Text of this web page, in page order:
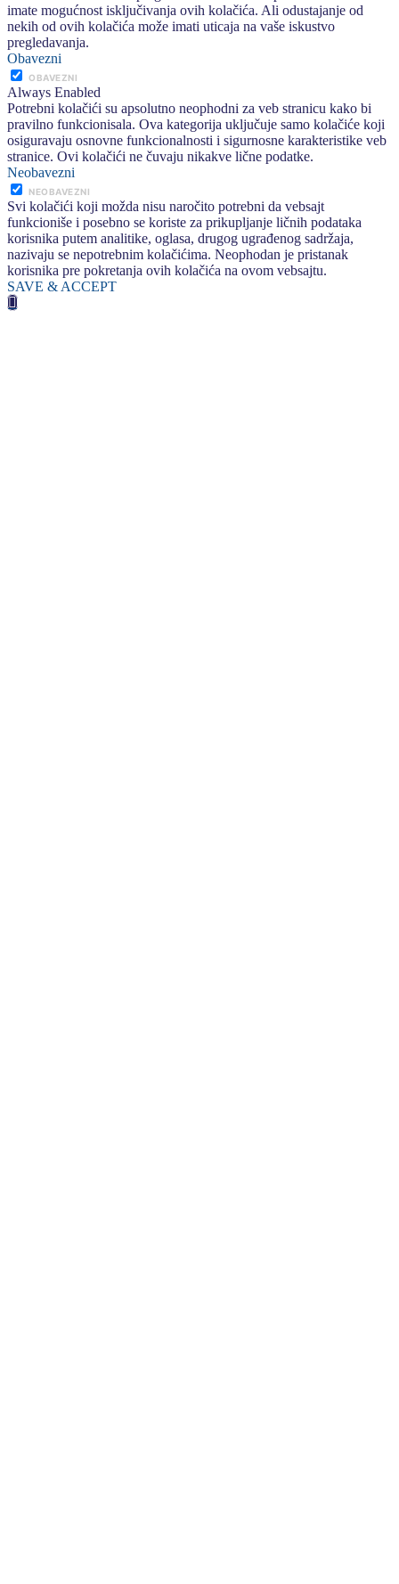
imate mogućnost isključivanja ovih kolačića. Ali odustajanje od
nekih od ovih kolačića može imati uticaja na vaše iskustvo
pregledavanja.
Obavezni
OBAVEZNI
Always Enabled
Potrebni kolačići su apsolutno neophodni za veb stranicu kako bi
pravilno funkcionisala. Ova kategorija uključuje samo kolačiće koji
osiguravaju osnovne funkcionalnosti i sigurnosne karakteristike veb
stranice. Ovi kolačići ne čuvaju nikakve lične podatke.
Neobavezni
NEOBAVEZNI
Svi kolačići koji možda nisu naročito potrebni da vebsajt
funkcioniše i posebno se koriste za prikupljanje ličnih podataka
korisnika putem analitike, oglasa, drugog ugrađenog sadržaja,
nazivaju se nepotrebnim kolačićima. Neophodan je pristanak
korisnika pre pokretanja ovih kolačića na ovom vebsajtu.
SAVE & ACCEPT